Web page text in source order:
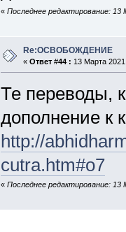
« Последнее редактирование:
Re:ОСВОБОЖДЕНИЕ
« Ответ #44 : 13 Марта
Те переводы,
дополнение к
http://
cutra.htm#o7
« Последнее редактирование: